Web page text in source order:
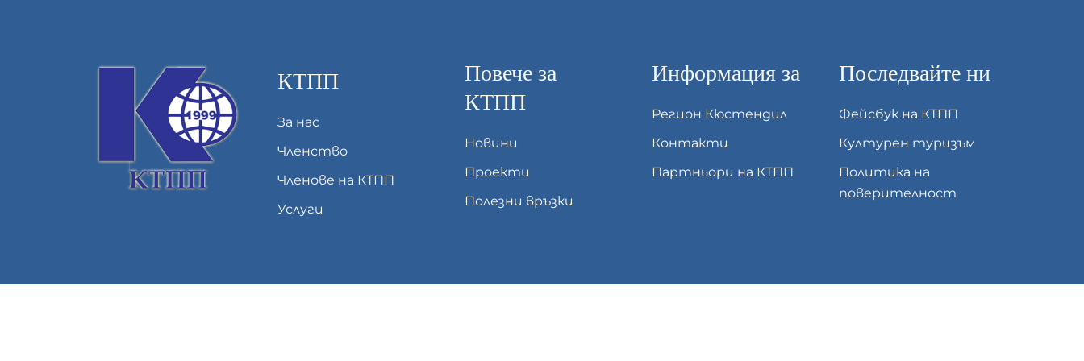
КТПП
За нас
Членство
Членове на КТПП
Услуги
Повече за
КТПП
Новини
Проекти
Полезни връзки
Информация за
Регион Кюстендил
Контакти
Партньори на КТПП
Последвайте ни
Фейсбук на КТПП
Културен туризъм
Политика на
поверителност